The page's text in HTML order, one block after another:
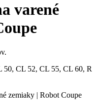
varené
50, CL 52, CL 55, CL 60, R
zemiaky | Robot Coupe